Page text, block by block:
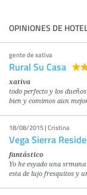
OPINIONES DE
gente de xativa
Rural Su Casa
xativa
todo perfecto y los
bien y comimos aun
18/08/2015 | Cristina
Vega Sierra
fantástico
Yo he esyado una
esta de lujo fresquitos y